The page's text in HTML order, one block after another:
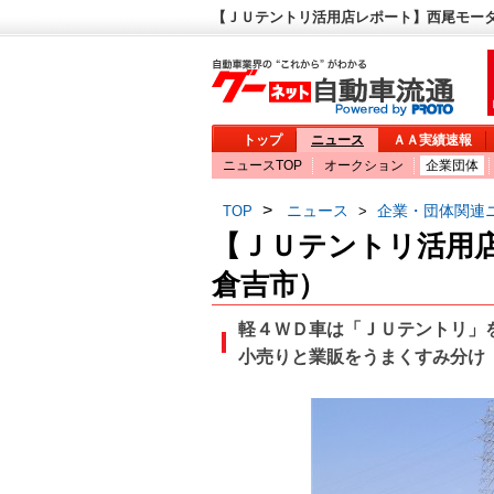
【ＪＵテントリ活用店レポート】西尾モ
トップ ニュース
ＡＡ実績速報
ニュースTOP
オークション 企業団体
TOP > ニュース > 企業・団体関連
【ＪＵテントリ活
倉吉市）
軽４ＷＤ車は「ＪＵテントリ」
小売りと業販をうまくすみ分け